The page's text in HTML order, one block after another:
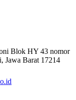
Blok HY 43 nomor
Jawa Barat 17214